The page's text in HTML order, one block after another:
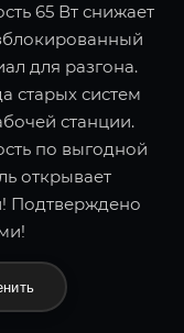
65 Вт снижает
для разгона.
старых систем
станции.
по выгодной
открывает
Подтверждено